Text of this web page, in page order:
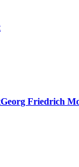
Georg Friedrich